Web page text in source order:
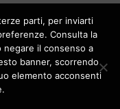
parti, per inviarti
Consulta la
il consenso a
banner, scorrendo
elemento acconsenti